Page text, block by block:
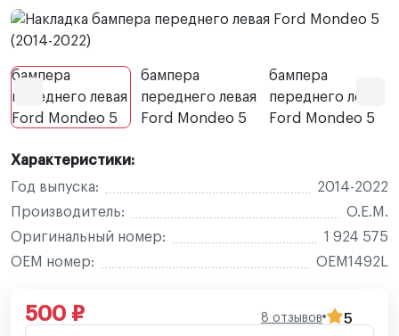
Характеристики:
Год выпуска:
2014-2022
Производитель:
O.E.M.
Оригинальный номер:
1 924 575
OEM номер:
OEM1492L
500 ₽ 8 отзывов
5